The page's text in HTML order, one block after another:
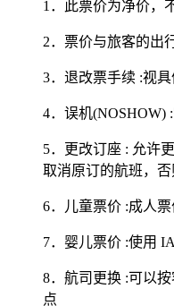
1．此票价为净价，
2．票价与旅客的出
3．退改票手续 :视
4．误机(NOSHOW)
5．更改订座 : 允许
取消原订的航班，
6．儿童票价 :成人票
7．婴儿票价 :使用
8．航司更换 :可以
点